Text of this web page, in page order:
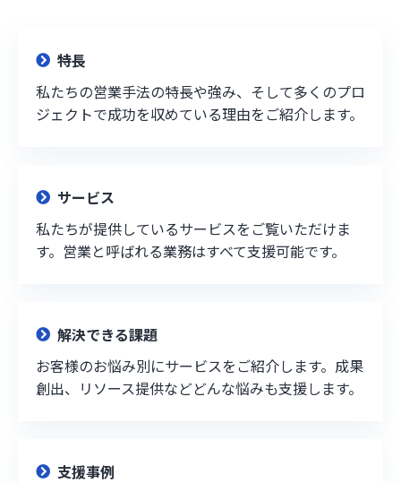
特長
私たちの営業手法の特長や強み、そして多くのプロ
ジェクトで成功を収めている理由をご紹介します。
サービス
私たちが提供しているサービスをご覧いただけま
す。営業と呼ばれる業務はすべて支援可能です。
解決できる課題
お客様のお悩み別にサービスをご紹介します。成果
創出、リソース提供などどんな悩みも支援します。
支援事例